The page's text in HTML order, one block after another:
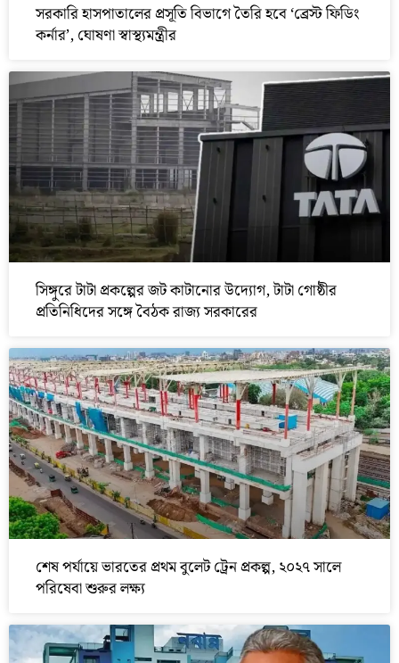
সরকারি হাসপাতালের প্রসূতি বিভাগে তৈরি হবে ‘ব্রেস্ট ফিডিং
কর্নার’, ঘোষণা স্বাস্থ্যমন্ত্রীর
সিঙ্গুরে টাটা প্রকল্পের জট কাটানোর উদ্যোগ, টাটা গোষ্ঠীর
প্রতিনিধিদের সঙ্গে বৈঠক রাজ্য সরকারের
শেষ পর্যায়ে ভারতের প্রথম বুলেট ট্রেন প্রকল্প, ২০২৭ সালে
পরিষেবা শুরুর লক্ষ্য